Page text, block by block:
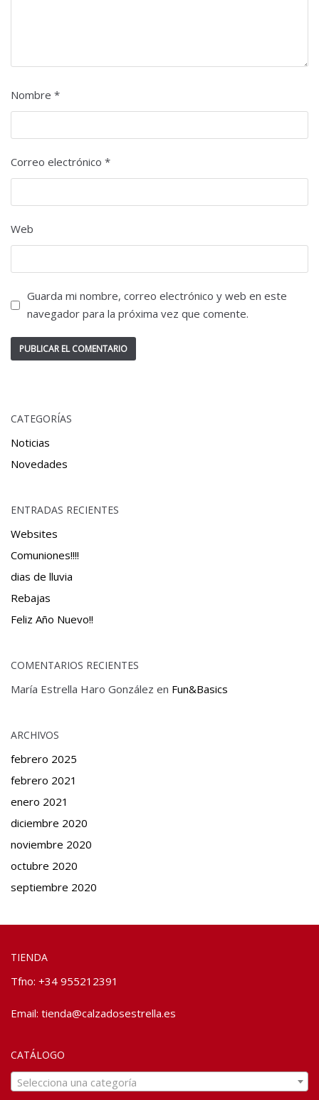
Nombre *
Correo electrónico *
Web
Guarda mi nombre, correo electrónico y web en este
navegador para la próxima vez que comente.
CATEGORÍAS
Noticias
Novedades
ENTRADAS RECIENTES
Websites
Comuniones!!!!
dias de lluvia
Rebajas
Feliz Año Nuevo!!
COMENTARIOS RECIENTES
María Estrella Haro González en Fun&Basics
ARCHIVOS
febrero 2025
febrero 2021
enero 2021
diciembre 2020
noviembre 2020
octubre 2020
septiembre 2020
TIENDA
Tfno: +34 955212391
Email: tienda@calzadosestrella.es
CATÁLOGO
Selecciona una categoría